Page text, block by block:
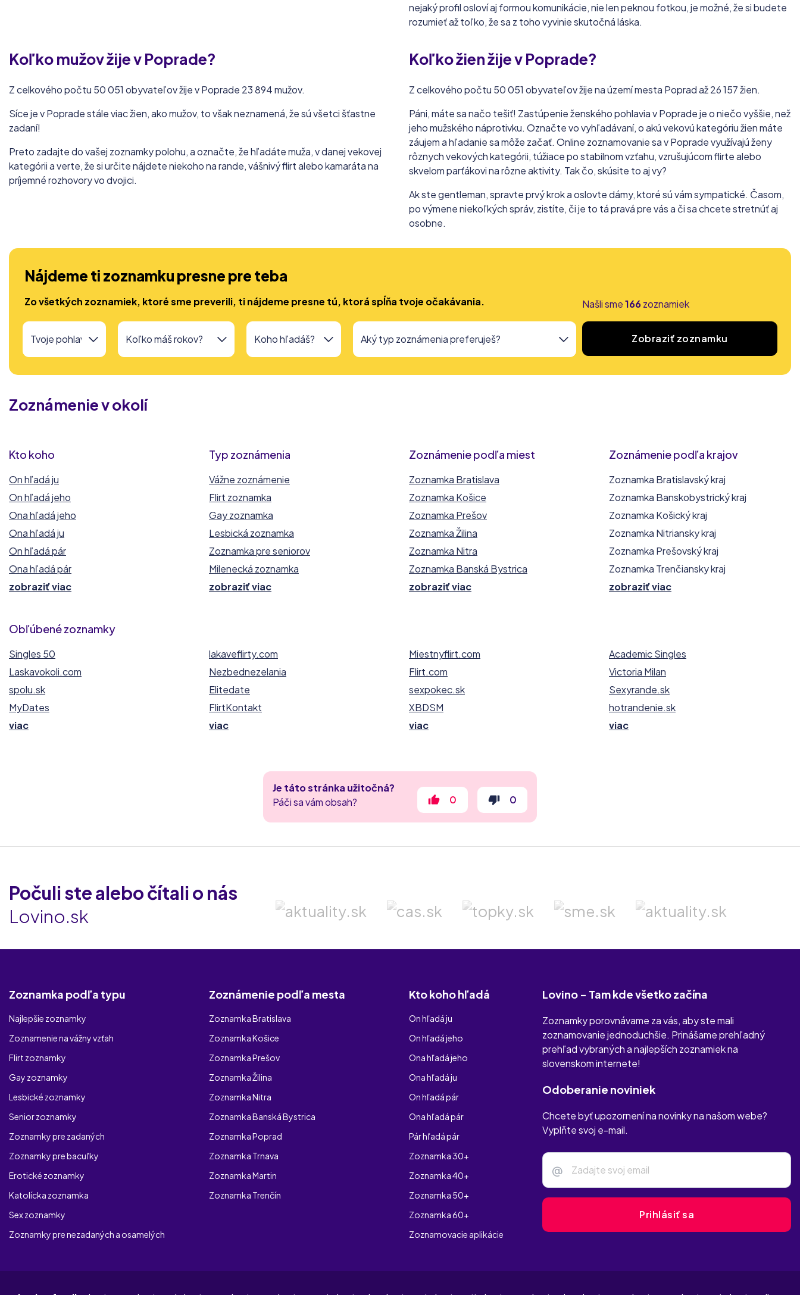
nejaký profil osloví aj formou komunikácie, nie len peknou fotkou, je možné, že si budete
rozumieť až toľko, že sa z toho vyvinie skutočná láska.
Koľko mužov žije vPoprade?
Z celkového počtu 50 051 obyvateľov žije v Poprade 23 894 mužov.
Síce je v Poprade stále viac žien, ako mužov, to však neznamená, že sú všetci šťastne
zadaní!
Preto zadajte do vašej zoznamky polohu, a označte, že hľadáte muža, v danej vekovej
kategórii a verte, že si určite nájdete niekoho na rande, vášnivý flirt alebo kamaráta na
príjemné rozhovory vo dvojici.
Koľko žien žije vPoprade?
Z celkového počtu 50 051 obyvateľov žije na území mesta Poprad až 26 157 žien.
Páni, máte sa načo tešiť! Zastúpenie ženského pohlavia v Poprade je o niečo vyššie, než
jeho mužského náprotivku. Označte vo vyhľadávaní, o akú vekovú kategóriu žien máte
záujem a hľadanie sa môže začať. Online zoznamovanie sa v Poprade využívajú ženy
rôznych vekových kategórii, túžiace po stabilnom vzťahu, vzrušujúcom flirte alebo
skvelom parťákovi na rôzne aktivity. Tak čo, skúsite to aj vy?
Ak ste gentleman, spravte prvý krok a oslovte dámy, ktoré sú vám sympatické. Časom,
po výmene niekoľkých správ, zistíte, či je to tá pravá pre vás a či sa chcete stretnúť aj
osobne.
Nájdeme ti zoznamku presne pre teba
Zo všetkých zoznamiek, ktoré sme preverili, ti nájdeme presne tú, ktorá spĺňa tvoje očakávania. Našli sme166zoznamiek
Zobraziť zoznamku
Zoznámenie v okolí
Kto koho
On hľadá ju
On hľadá jeho
Ona hľadá jeho
Ona hľadá ju
On hľadá pár
Ona hľadá pár
zobraziť viac
Typ zoznámenia
Vážne zoznámenie
Flirt zoznamka
Gay zoznamka
Lesbická zoznamka
Zoznamka pre seniorov
Milenecká zoznamka
zobraziť viac
Zoznámenie podľa miest
Zoznamka Bratislava
Zoznamka Košice
Zoznamka Prešov
Zoznamka Žilina
Zoznamka Nitra
Zoznamka Banská Bystrica
zobraziť viac
Zoznámenie podľa krajov
Zoznamka Bratislavský kraj
Zoznamka Banskobystrický kraj
Zoznamka Košický kraj
Zoznamka Nitriansky kraj
Zoznamka Prešovský kraj
Zoznamka Trenčiansky kraj
zobraziť viac
Obľúbené zoznamky
Singles 50
Laskavokoli.com
spolu.sk
MyDates
viac
lakaveflirty.com
Nezbednezelania
Elitedate
FlirtKontakt
viac
Miestnyflirt.com
Flirt.com
sexpokec.sk
XBDSM
viac
Academic Singles
Victoria Milan
Sexyrande.sk
hotrandenie.sk
viac
Je táto stránka užitočná?
Páči sa vám obsah?
0 0
Počuli ste alebo čítali o nás
Lovino.sk
Zoznamka podľa typu
Najlepšie zoznamky
Zoznamenie na vážny vzťah
Flirt zoznamky
Gay zoznamky
Lesbické zoznamky
Senior zoznamky
Zoznamky pre zadaných
Zoznamky pre bacuľky
Erotické zoznamky
Katolícka zoznamka
Sex zoznamky
Zoznamky pre nezadaných a osamelých
Zoznámenie podľa mesta
Zoznamka Bratislava
Zoznamka Košice
Zoznamka Prešov
Zoznamka Žilina
Zoznamka Nitra
Zoznamka Banská Bystrica
Zoznamka Poprad
Zoznamka Trnava
Zoznamka Martin
Zoznamka Trenčín
Kto koho hľadá
On hľadá ju
On hľadá jeho
Ona hľadá jeho
Ona hľadá ju
On hľadá pár
Ona hľadá pár
Pár hľadá pár
Zoznamka 30+
Zoznamka 40+
Zoznamka 50+
Zoznamka 60+
Zoznamovacie aplikácie
Lovino - Tam kde všetko začína
Zoznamky porovnávame za vás, aby ste mali
zoznamovanie jednoduchšie. Prinášame prehľadný
prehľad vybraných a najlepších zoznamiek na
slovenskom internete!
Odoberanie noviniek
Chcete byť upozornení na novinky na našom webe?
Vyplňte svoj e-mail.
@
Prihlásiť sa